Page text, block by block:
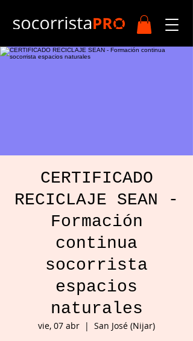
CERTIFICADO
RECICLAJE SEAN -
Formación
continua
socorrista
espacios
naturales
vie, 07 abr
  |
San José (Nijar)